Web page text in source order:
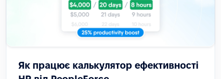
Як працює калькулятор ефективності